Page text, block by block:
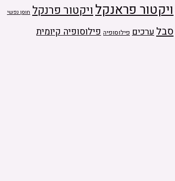
ויקטור פראנקלויקטור פרנקל חוסן נפשי
סבלערכים פילוסופיה פילוסופיה קיומית